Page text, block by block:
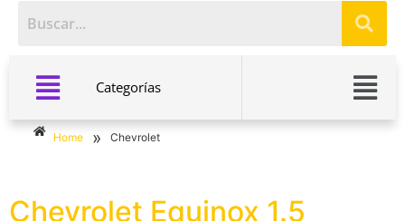
Categorías
Home » Chevrolet
Chevrolet Equinox 1.5